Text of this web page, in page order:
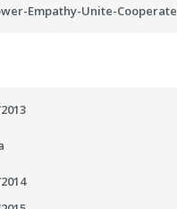
Empathy-Unite-Cooperate